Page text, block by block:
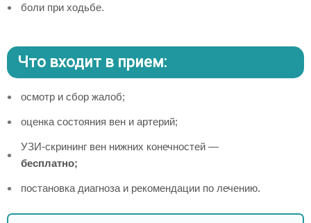
боли при ходьбе.
Что входит в прием:
осмотр и сбор жалоб;
оценка состояния вен и артерий;
УЗИ-скрининг вен нижних конечностей —
бесплатно;
постановка диагноза и рекомендации по лечению.